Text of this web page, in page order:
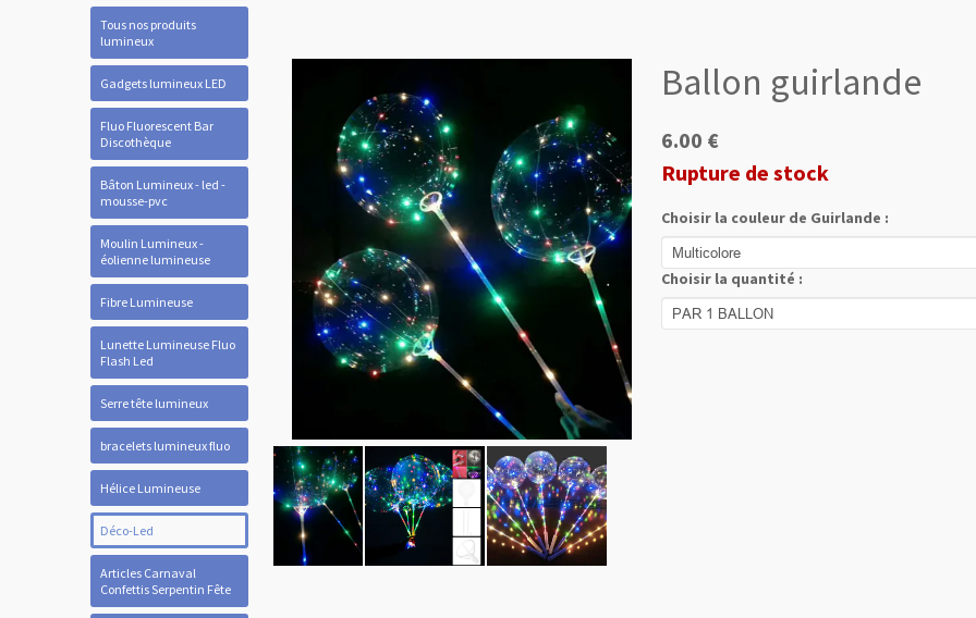
Tous nos produits
lumineux
Gadgets lumineux LED
Fluo Fluorescent Bar
Discothèque
Bâton Lumineux - led -
mousse-pvc
Moulin Lumineux -
éolienne lumineuse
Fibre Lumineuse
Lunette Lumineuse Fluo
Flash Led
Serre tête lumineux
bracelets lumineux fluo
Hélice Lumineuse
Déco-Led
Articles Carnaval
Confettis Serpentin Fête
Ballon guirlande
6.00 €
Rupture de stock
Choisir la couleur de Guirlande :
Choisir la quantité :